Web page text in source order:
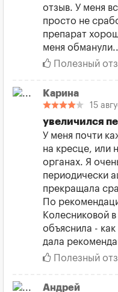
отзыв. У меня
просто не
препарат
меня
Полезный
Карина
15
увеличился
У меня почти
на кресце, или
органах. Я
периодически
прекращала
По
Колесниковой
объяснила -
дала
Полезный
Андрей